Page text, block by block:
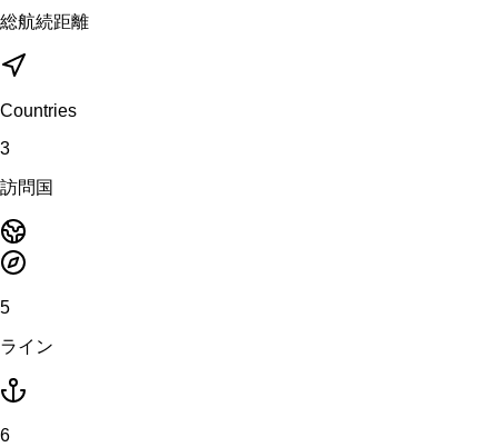
総航続距離
Countries
3
訪問国
5
ライン
6